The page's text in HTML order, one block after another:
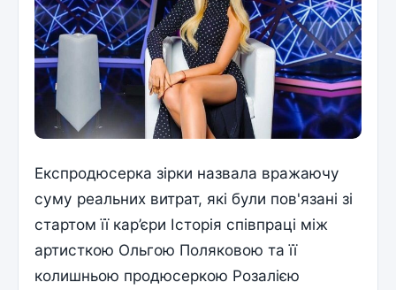
Експродюсерка зірки назвала вражаючу
суму реальних витрат, які були пов'язані зі
стартом її кар’єри Історія співпраці між
артисткою Ольгою Поляковою та її
колишньою продюсеркою Розалією